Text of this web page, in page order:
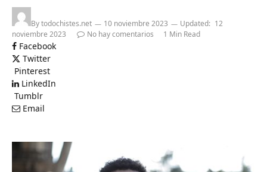
Bytodochistes.net 10 noviembre 2023 Updated: 12
noviembre 2023
No hay comentarios 1 Min Read
Facebook
Twitter
Pinterest
LinkedIn
Tumblr
Email